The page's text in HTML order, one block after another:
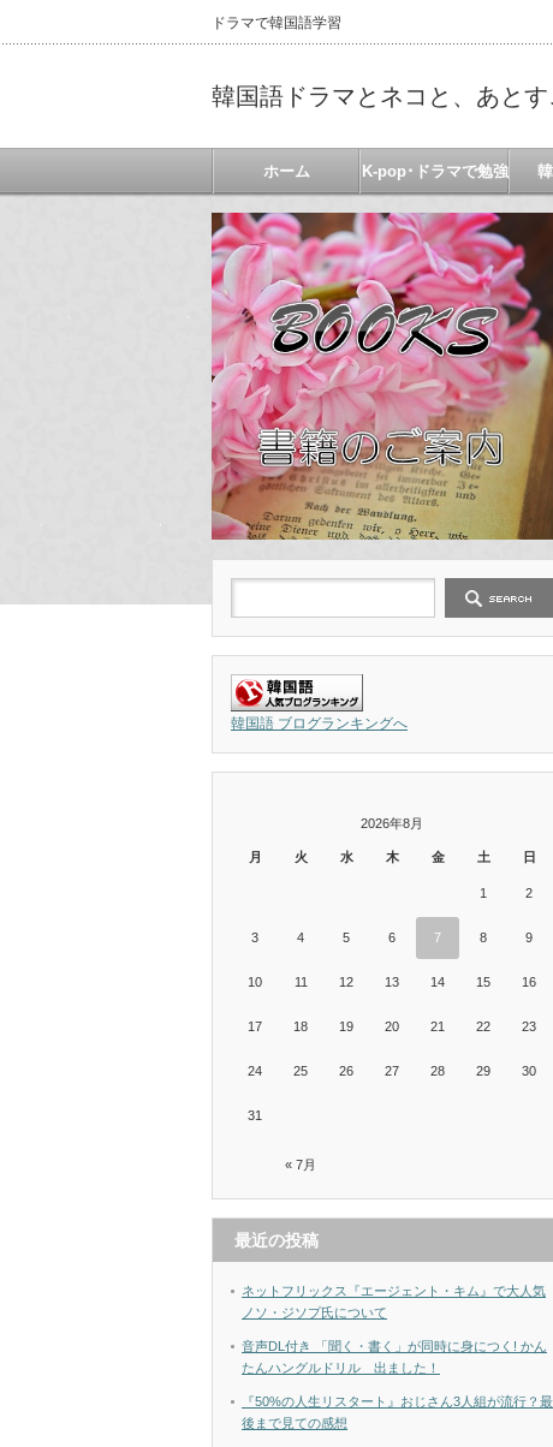
ドラマで韓国語学習
韓国語ドラマとネコと、あと
ホーム K-pop･ドラマで勉強
韓国語 ブログランキングへ
2026年8月
月 火 水 木 金 土 日
« 7月
1 2
3 4 5 6 7 8 9
10 11 12 13 14 15 16
17 18 19 20 21 22 23
24 25 26 27 28 29 30
31
最近の投稿
ネットフリックス『エージェント・キム』で大人気
ノソ・ジソプ氏について
音声DL付き 「聞く・書く」が同時に身につく! かん
たんハングルドリル 出ました！
『50%の人生リスタート』おじさん3人組が流行？最
後まで見ての感想